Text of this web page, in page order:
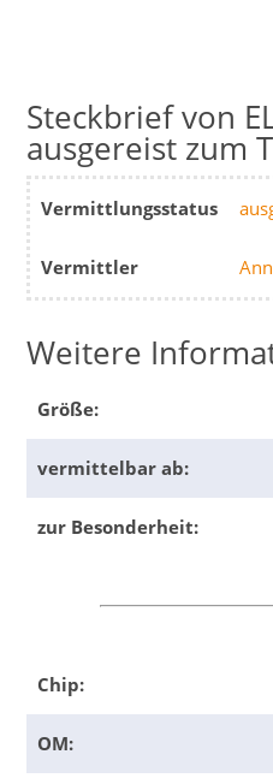
ausgereist zum
Vermittlungsstatus
Vermittler
Weitere
Größe:
vermittelbar ab:
zur Besonderheit:
Chip:
OM: